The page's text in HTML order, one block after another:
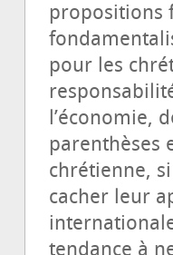
propositions
pour les
l’économie,
parenthèses
chrétienne,
cacher leur
tendance à